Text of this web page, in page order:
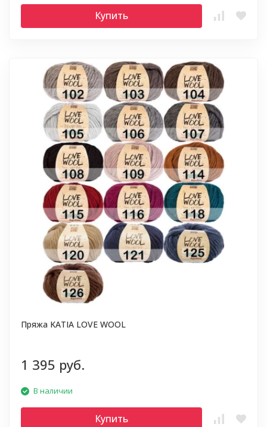
Купить
Пряжа KATIA LOVE WOOL
1 395 руб.
В наличии
Купить